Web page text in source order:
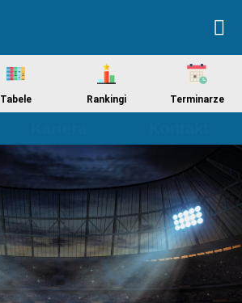
Tabele Rankingi Terminarze